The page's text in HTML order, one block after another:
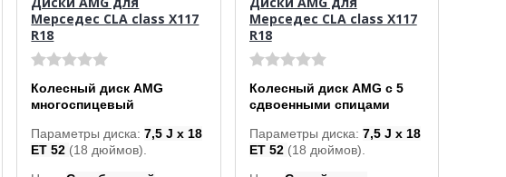
Мерседес CLA class X117
R18
Колесный диск AMG
многоспицевый
Параметры диска:7,5 J x 18
ET 52 (18 дюймов).
Мерседес CLA class X117
R18
Колесный диск AMG с 5
сдвоенными спицами
Параметры диска: 7,5 J x 18
ET 52 (18 дюймов).